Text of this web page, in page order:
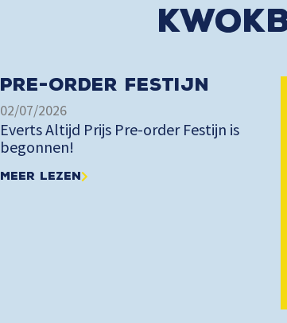
Pre-order Festijn
02/07/2026
Everts Altijd Prijs Pre-order Festijn is
begonnen!
Meer lezen